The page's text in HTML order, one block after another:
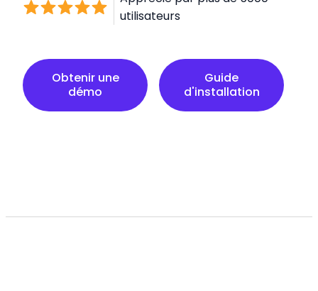
utilisateurs
Obtenir une
démo
Guide
d'installation
Guide d'installation